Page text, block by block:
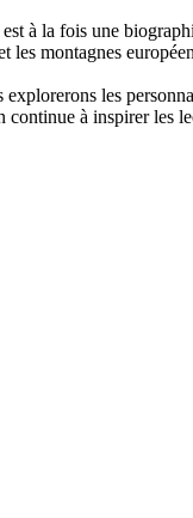
à la fois une
montagnes
les
à inspirer les